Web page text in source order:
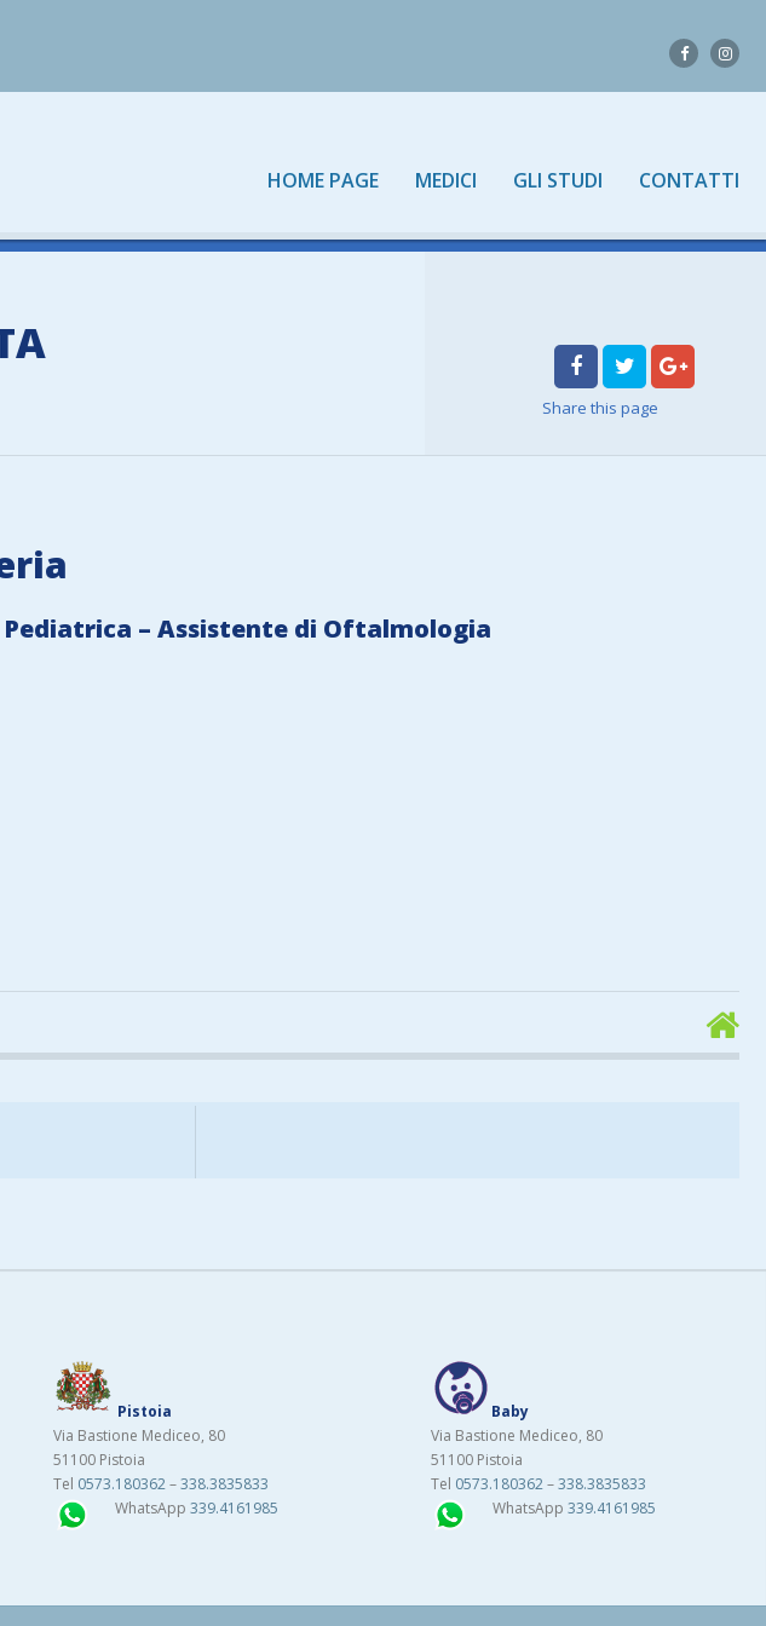
HOME PAGE MEDICI GLI STUDI CONTATTI
Share this page
– Assistente di Oftalmologia
Pistoia
Via Bastione Mediceo, 80
51100 Pistoia
Tel 0573.180362–338.3835833
WhatsApp 339.4161985
Baby
Via Bastione Mediceo, 80
51100 Pistoia
Tel 0573.180362–338.3835833
WhatsApp 339.4161985